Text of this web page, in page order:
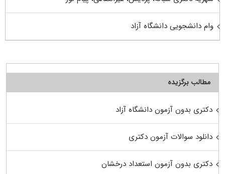
وام دانشجویی دانشگاه آزاد
مطالب برگزیده
دکتری بدون آزمون دانشگاه آزاد
دانلود سوالات آزمون دکتری
دکتری بدون آزمون استعداد درخشان